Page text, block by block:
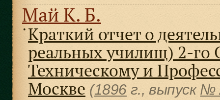
Май К. Б.
● Краткий отчет о
реальных училищ) 2-го
Техническому и
Москве (1896 г., выпуск №